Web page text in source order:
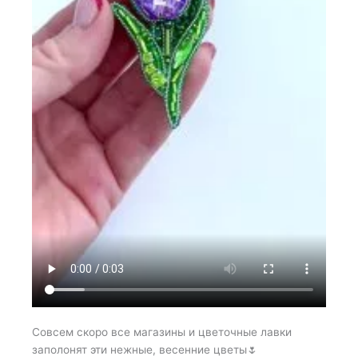
Совсем скоро все магазины и цветочные лавки
заполонят эти нежные, весенние цветы🌷